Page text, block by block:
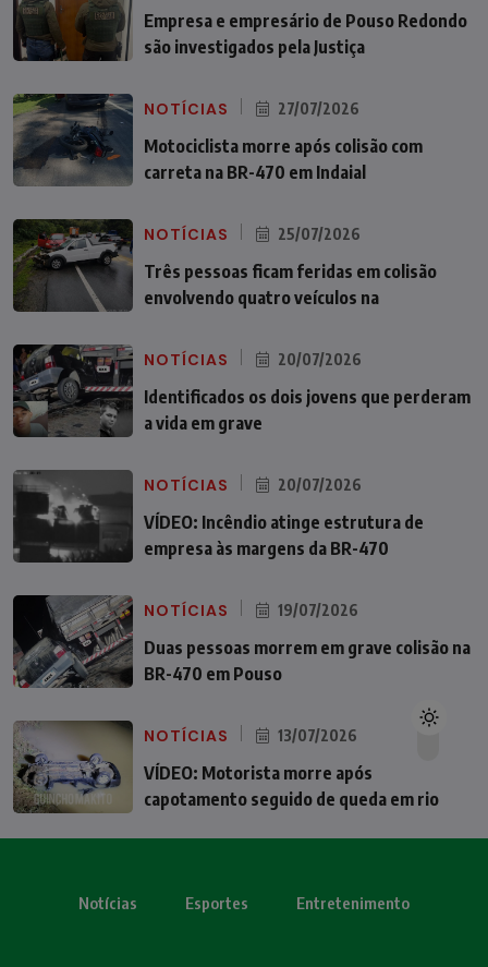
Empresa e empresário de Pouso Redondo
são investigados pela Justiça
NOTÍCIAS 27/07/2026
Motociclista morre após colisão com
carreta na BR-470 em Indaial
NOTÍCIAS 25/07/2026
Três pessoas ficam feridas em colisão
envolvendo quatro veículos na
NOTÍCIAS 20/07/2026
Identificados os dois jovens que perderam
a vida em grave
NOTÍCIAS 20/07/2026
VÍDEO: Incêndio atinge estrutura de
empresa às margens da BR-470
NOTÍCIAS 19/07/2026
Duas pessoas morrem em grave colisão na
BR-470 em Pouso
NOTÍCIAS 13/07/2026
VÍDEO: Motorista morre após
capotamento seguido de queda em rio
Notícias Esportes Entretenimento